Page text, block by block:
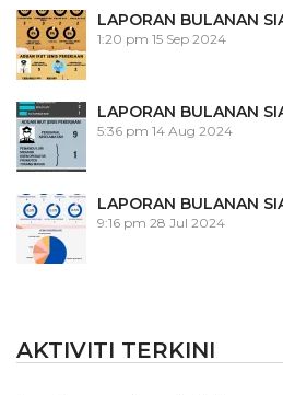
LAPORAN BULANAN
1:20 pm 15 Sep 2024
LAPORAN BULANAN
5:36 pm 14 Aug 2024
LAPORAN BULANAN
9:16 pm 28 Jul 2024
AKTIVITI TERKINI